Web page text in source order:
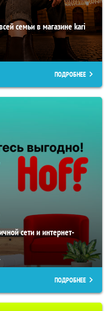
семьи в магазине kari
ПОДРОБНЕЕ
сети и интернет-
ПОДРОБНЕЕ